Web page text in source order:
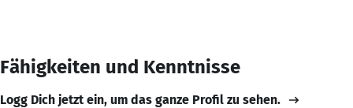
Fähigkeiten und Kenntnisse
Logg Dich jetzt ein, um das ganze Profil zu sehen.